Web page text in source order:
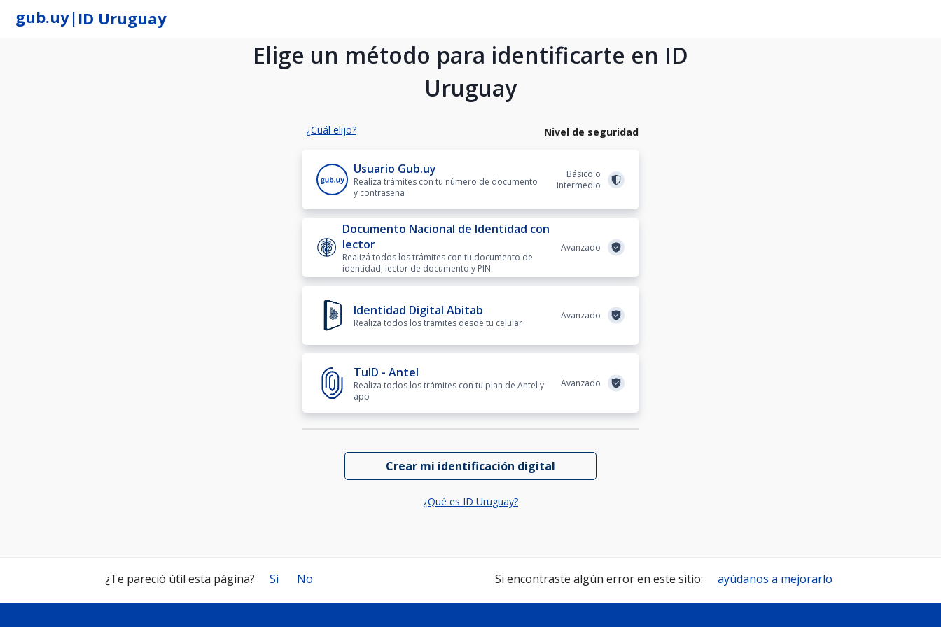
gub.uy| ID Uruguay
Elige un método para identificarte en ID
Uruguay
¿Cuál elijo? Nivel de seguridad
Usuario Gub.uy
Realiza trámites con tu número de documento
y contraseña
Básico o
intermedio
Documento Nacional de Identidad con
lector
Realizá todos los trámites con tu documento de
identidad, lector de documento y PIN
Avanzado
Identidad Digital Abitab
Realiza todos los trámites desde tu celular
Avanzado
TuID - Antel
Realiza todos los trámites con tu plan de Antel y
app
Avanzado
Crear mi identificación digital
¿Qué es ID Uruguay?
¿Te pareció útil esta página? Si No Si encontraste algún error en este sitio: ayúdanos a mejorarlo